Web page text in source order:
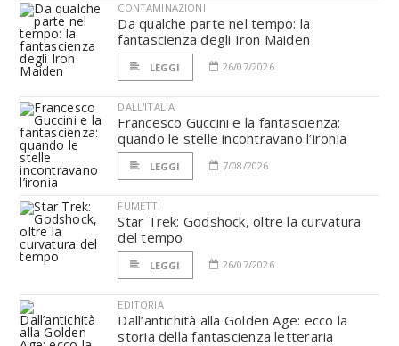
CONTAMINAZIONI
Da qualche parte nel tempo: la
fantascienza degli Iron Maiden
LEGGI 26/07/2026
DALL'ITALIA
Francesco Guccini e la fantascienza:
quando le stelle incontravano l’ironia
LEGGI 7/08/2026
FUMETTI
Star Trek: Godshock, oltre la curvatura
del tempo
LEGGI 26/07/2026
EDITORIA
Dall’antichità alla Golden Age: ecco la
storia della fantascienza letteraria